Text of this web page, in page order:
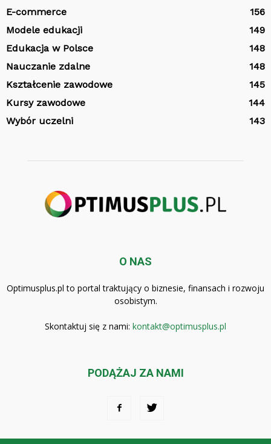
E-commerce
156
Modele edukacji
149
Edukacja w Polsce
148
Nauczanie zdalne
148
Kształcenie zawodowe
145
Kursy zawodowe
144
Wybór uczelni
143
O NAS
Optimusplus.pl to portal traktujący o biznesie, finansach i rozwoju
osobistym.
Skontaktuj się z nami: kontakt@optimusplus.pl
PODĄŻAJ ZA NAMI